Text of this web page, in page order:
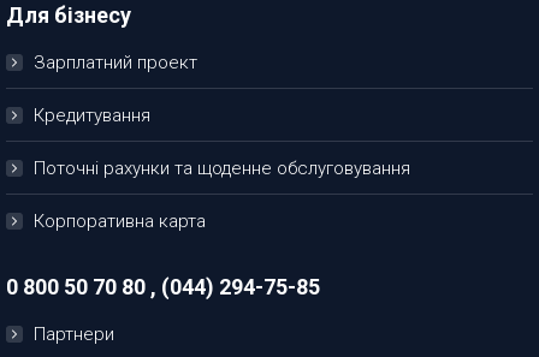
Для бізнесу
Зарплатний проект
Кредитування
Поточні рахунки та щоденне обслуговування
Корпоративна карта
0 800 50 70 80 , (044) 294-75-85
Партнери